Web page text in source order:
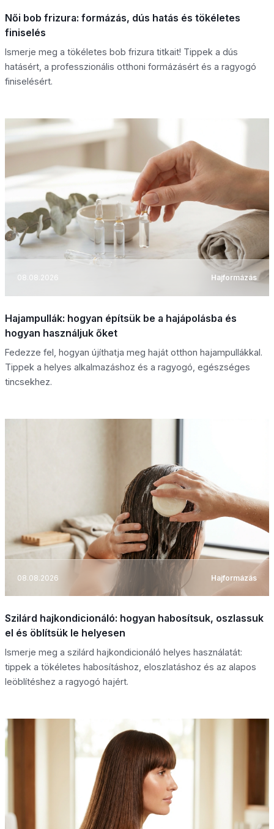
Női bob frizura: formázás, dús hatás és tökéletes
finiselés
Ismerje meg a tökéletes bob frizura titkait! Tippek a dús
hatásért, a professzionális otthoni formázásért és a ragyogó
finiselésért.
08.08.2026 Hajformázás
Hajampullák: hogyan építsük be a hajápolásba és
hogyan használjuk őket
Fedezze fel, hogyan újíthatja meg haját otthon hajampullákkal.
Tippek a helyes alkalmazáshoz és a ragyogó, egészséges
tincsekhez.
08.08.2026 Hajformázás
Szilárd hajkondicionáló: hogyan habosítsuk, oszlassuk
el és öblítsük le helyesen
Ismerje meg a szilárd hajkondicionáló helyes használatát:
tippek a tökéletes habosításhoz, eloszlatáshoz és az alapos
leöblítéshez a ragyogó hajért.